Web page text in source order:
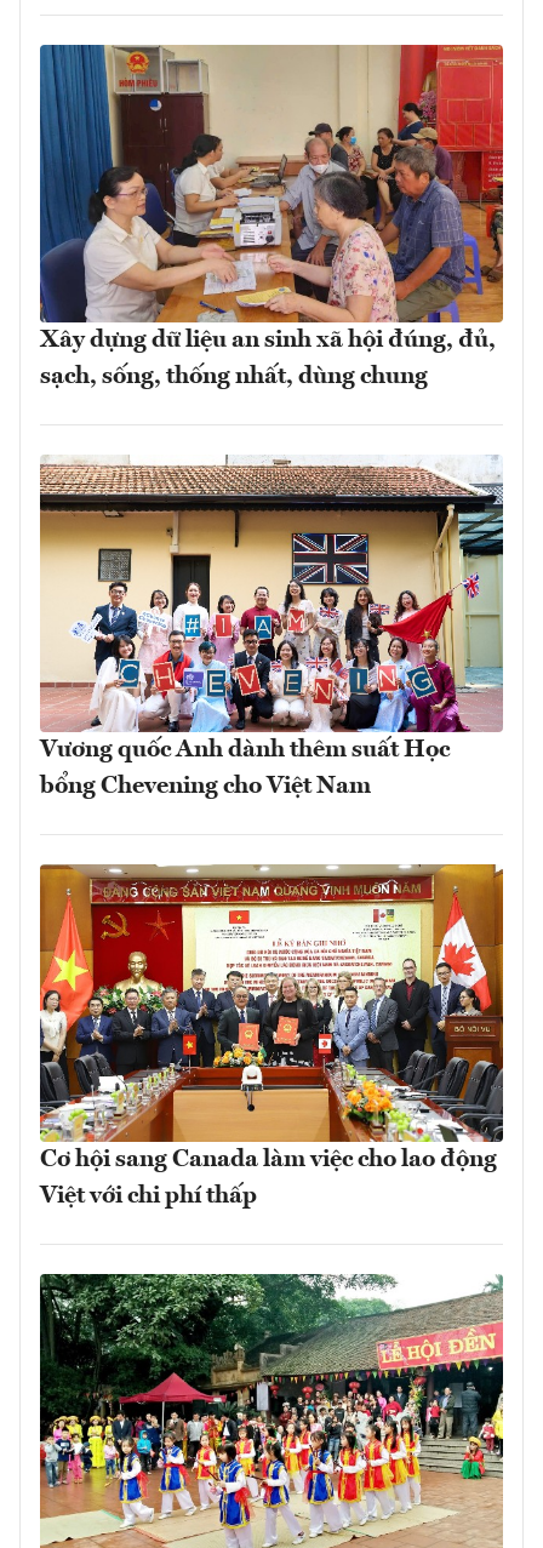
Xây dựng dữ liệu an sinh xã hội đúng, đủ,
sạch, sống, thống nhất, dùng chung
Vương quốc Anh dành thêm suất Học
bổng Chevening cho Việt Nam
Cơ hội sang Canada làm việc cho lao động
Việt với chi phí thấp